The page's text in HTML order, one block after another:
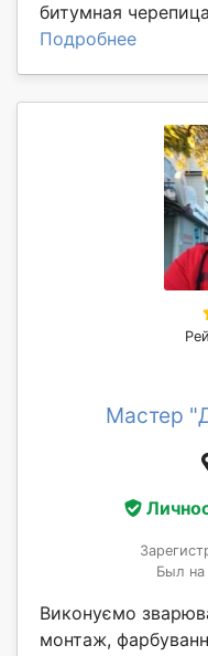
битумная
Подробнее
Мастер
Был на
Виконуємо
монтаж,